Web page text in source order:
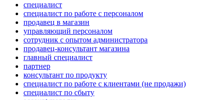
специалист
специалист по работе с персоналом
продавец в магазин
управляющий персоналом
сотрудник с опытом администратора
продавец-консультант магазина
главный специалист
партнер
консультант по продукту
специалист по работе с клиентами (не продажи)
специалист по сбыту